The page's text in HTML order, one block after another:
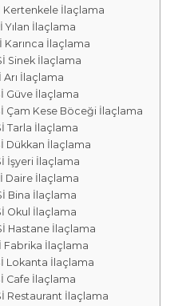
Kertenkele İlaçlama
Yılan İlaçlama
Karınca İlaçlama
Sinek İlaçlama
Arı İlaçlama
Güve İlaçlama
Çam Kese Böceği İlaçlama
Tarla İlaçlama
Dükkan İlaçlama
İşyeri İlaçlama
Daire İlaçlama
Bina İlaçlama
Okul İlaçlama
Hastane İlaçlama
Fabrika İlaçlama
Lokanta İlaçlama
Cafe İlaçlama
Restaurant İlaçlama